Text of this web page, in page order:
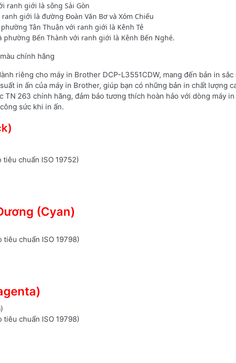
ranh giới là sông Sài Gòn
giới là đường Đoàn Văn Bơ và Xóm Chiếu
Tân Thuận với ranh giới là Kênh Tẻ
phường Bến Thành với ranh giới là Kênh Bến Nghé.
chính hãng
riêng cho máy in Brother DCP-L3551CDW, mang đến bản in
in ấn của máy in Brother, giúp bạn có những bản in chất lượng
TN 263 chính hãng, đảm bảo tương thích hoàn hảo với dòng máy
sức khi in ấn.
tiêu chuẩn ISO 19752)
(Cyan)
tiêu chuẩn ISO 19798)
tiêu chuẩn ISO 19798)